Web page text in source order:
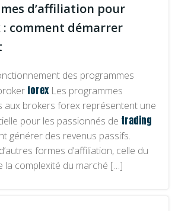
d’affiliation pour
comment démarrer
des programmes
forexLes programmes
aux brokers forex représentent une
pour les passionnés de trading
générer des revenus passifs.
formes d’affiliation, celle du
la complexité du marché […]